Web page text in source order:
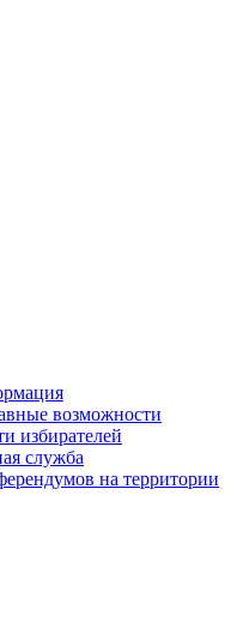
возможности
избирателей
служба
на территории